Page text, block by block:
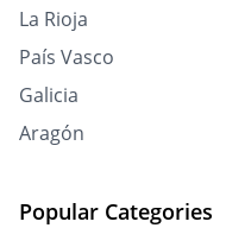
La Rioja
País Vasco
Galicia
Aragón
Popular Categories